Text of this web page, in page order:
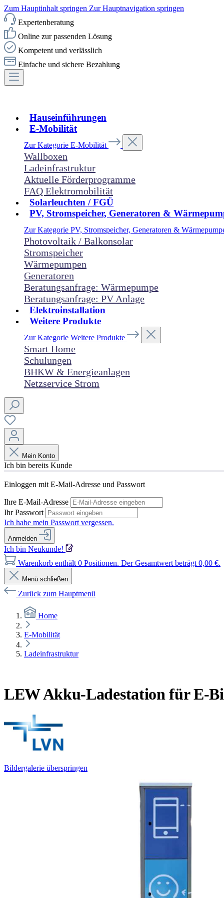
Zum Hauptinhalt springen Zur Hauptnavigation springen
Expertenberatung
Online zur passenden Lösung
Kompetent und verlässlich
Einfache und sichere Bezahlung
Hauseinführungen
E-Mobilität
Zur Kategorie E-Mobilität
Wallboxen
Ladeinfrastruktur
Aktuelle Förderprogramme
FAQ Elektromobilität
Solarleuchten / FGÜ
PV, Stromspeicher, Generatoren &
Zur Kategorie PV, Stromspeicher, Generatoren &
Photovoltaik / Balkonsolar
Stromspeicher
Wärmepumpen
Generatoren
Beratungsanfrage: Wärmepumpe
Beratungsanfrage: PV Anlage
Elektroinstallation
Weitere Produkte
Zur Kategorie Weitere Produkte
Smart Home
Schulungen
BHKW & Energieanlagen
Netzservice Strom
Mein Konto
Ich bin bereits Kunde
Einloggen mit E-Mail-Adresse und Passwort
Ihre E-Mail-Adresse
Ihr Passwort
Ich habe mein Passwort vergessen.
Anmelden
Ich bin Neukunde!
Warenkorb enthält 0 Positionen. Der Gesamtwert beträgt 0,00 €.
Menü schließen
Zurück zum Hauptmenü
Home
E-Mobilität
Ladeinfrastruktur
LEW Akku-Ladestation für E-
Bildergalerie überspringen